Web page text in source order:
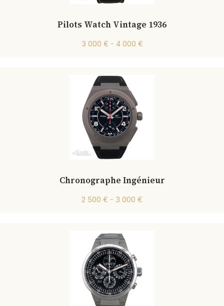
Pilots Watch Vintage 1936
3 000 € - 4 000 €
Chronographe Ingénieur
2 500 € - 3 000 €